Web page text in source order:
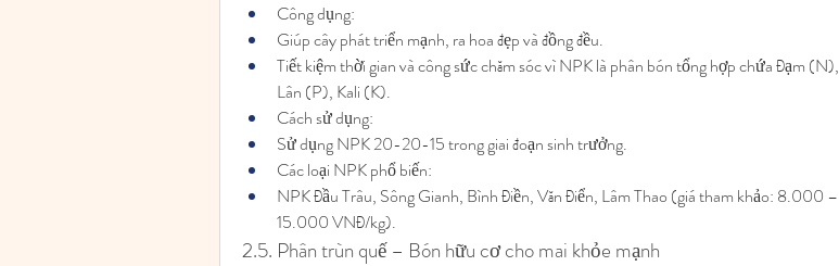
Công dụng:
Giúp cây phát triển mạnh, ra hoa đẹp và đồng đều.
Tiết kiệm thời gian và công sức chăm sóc vì NPK là phân bón tổng hợp chứa Đạm (N),
Lân (P), Kali (K).
Cách sử dụng:
Sử dụng NPK 20-20-15 trong giai đoạn sinh trưởng.
Các loại NPK phổ biến:
NPK Đầu Trâu, Sông Gianh, Bình Điền, Văn Điển, Lâm Thao (giá tham khảo: 8.000 –
15.000 VNĐ/kg).
2.5. Phân trùn quế – Bón hữu cơ cho mai khỏe mạnh